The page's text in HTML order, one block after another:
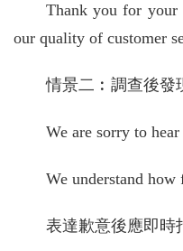
Thank you for your
our quality of customer
情景二︰調查後發
We are sorry to
We understand
表達歉意後應即時